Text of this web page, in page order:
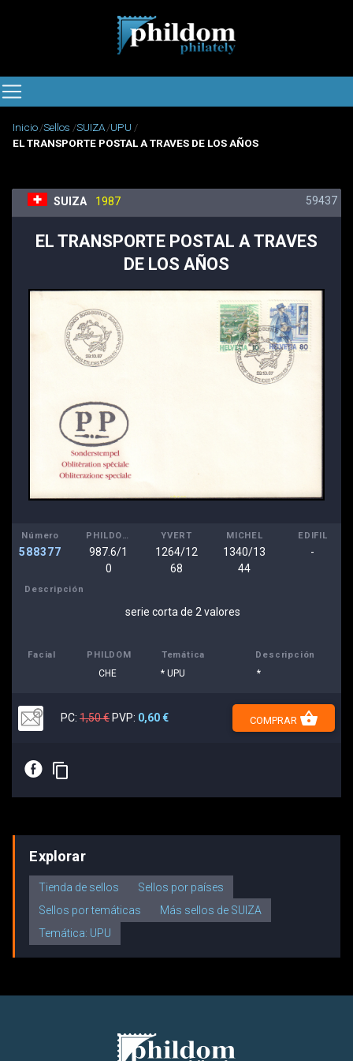
Inicio Sellos SUIZA UPU
EL TRANSPORTE POSTAL A TRAVES DE LOS AÑOS
SUIZA 1987 59437
EL TRANSPORTE POSTAL A TRAVES
DE LOS AÑOS
Número
588377
PHILDOM
987.6/1
0
YVERT
1264/12
68
MICHEL
1340/13
44
EDIFIL
-
Descripción
serie corta de 2 valores
Facial PHILDOM Temática Descripción
CHE * UPU *
PC: 1,50 € PVP: 0,60 € COMPRAR shopping_basket
E content_copy
Explorar
Tienda de sellos
Sellos por países
Sellos por temáticas
Más sellos de SUIZA
Temática: UPU